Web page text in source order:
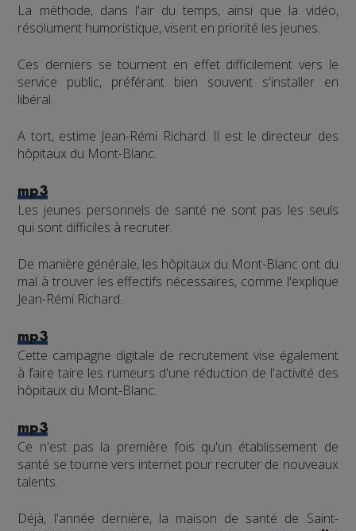
La méthode, dans l'air du temps, ainsi que la vidéo,
résolument humoristique, visent en priorité les jeunes.
Ces derniers se tournent en effet difficilement vers le
service public, préférant bien souvent s'installer en
libéral.
A tort, estime Jean-Rémi Richard. Il est le directeur des
hôpitaux du Mont-Blanc.
mp3
Les jeunes personnels de santé ne sont pas les seuls
qui sont difficiles à recruter.
De manière générale, les hôpitaux du Mont-Blanc ont du
mal à trouver les effectifs nécessaires, comme l'explique
Jean-Rémi Richard.
mp3
Cette campagne digitale de recrutement vise également
à faire taire les rumeurs d'une réduction de l'activité des
hôpitaux du Mont-Blanc.
mp3
Ce n'est pas la première fois qu'un établissement de
santé se tourne vers internet pour recruter de nouveaux
talents.
Déjà, l'année dernière, la maison de santé de Saint-